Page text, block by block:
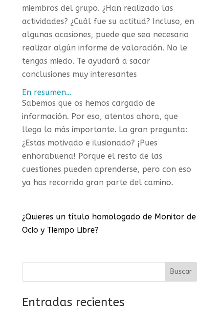
miembros del grupo. ¿Han realizado las
actividades? ¿Cuál fue su actitud? Incluso, en
algunas ocasiones, puede que sea necesario
realizar algún informe de valoración. No le
tengas miedo. Te ayudará a sacar
conclusiones muy interesantes
En resumen…
Sabemos que os hemos cargado de
información. Por eso, atentos ahora, que
llega lo más importante. La gran pregunta:
¿Estas motivado e ilusionado? ¡Pues
enhorabuena! Porque el resto de las
cuestiones pueden aprenderse, pero con eso
ya has recorrido gran parte del camino.
¿Quieres un título homologado de Monitor de
Ocio y Tiempo Libre?
Entradas recientes